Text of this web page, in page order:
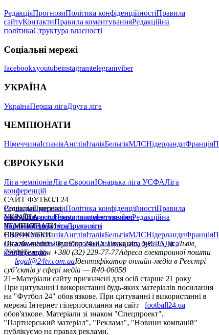
РедакціяПрогнозиПолітика конфіденційностіПравила
сайтуКонтактиПравила коментуванняРедакційна
політикаСтруктура власності
Соціальні мережі
facebookxyoutubeinstagramtelegramviber
УКРАЇНА
УкраїнаПерша лігаДруга ліга
ЧЕМПІОНАТИ
НімеччинаІспаніяАнгліяІталіяБельгіяМЛСНідерландиФранція
ЄВРОКУБКИ
Ліга чемпіонівЛіга ЄвропиЮнацька ліга УЄФАЛіга
конференцій
САЙТ ФУТБОЛ 24
РедакціяПрогнозиПолітика конфіденційностіПравила
сайтуКонтактиПравила коментуванняРедакційна
політикаСтруктура власності
Соціальні мережі
facebookxyoutubeinstagramtelegramviber
УКРАЇНА
УкраїнаПерша лігаДруга ліга
ЧЕМПІОНАТИ
НімеччинаІспаніяАнгліяІталіяБельгіяМЛСНідерландиФранція
ЄВРОКУБКИ
Ліга чемпіонівЛіга ЄвропиЮнацька ліга УЄФАЛіга
конференцій
Онлайн-медіа «Футбол 24»пл. Галицька, буд. 15, м. Львів,
79008Телефон +380 (32) 229-77-77Адреса електронної пошти
— legal@24tv.com.uaІдентифікатор онлайн-медіа в Реєстрі
суб’єктів у сфері медіа — R40-06058
21+Матеріали сайту призначені для осіб старше 21 року
При цитуванні і використанні будь-яких матеріалів посилання
на "Футбол 24" обов'язкове. При цитуванні і використанні в
мережі Інтернет гіперпосилання на сайт
football24.ua
обов'язкове. Матеріали зі знаком "Спецпроект",
"Партнерський матеріал", "Реклама", "Новини компаній"
публікуємо на правах реклами.